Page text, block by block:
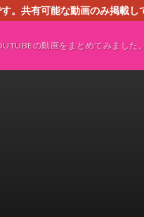
。共有可能な動画のみ掲載
の動画をまとめてみました